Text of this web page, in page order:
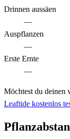
Drinnen aussäen
—
Auspflanzen
—
Erste Ernte
—
Möchtest du deinen
Leaftide kostenlos